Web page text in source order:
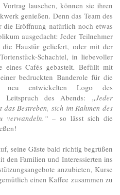
lauschen, können sie ihren
genießen. Denn das Team des
die Eröffnung natürlich noch etwas
ausgedacht: Jeder Teilnehmer
Haustür geliefert, oder mit der
Schachtel, in liebevoller
eines Cafés gebastelt. Befüllt mit
bedruckten Banderole für die
entwickelten Logo des
Leitspruch des Abends: „Jeder
Bestreben, sich im Rahmen des
verwandeln.“– so lässt sich die
seine Gäste bald richtig begrüßen
den Familien und Interessierten ins
anzubieten, Kurse
einen Kaffee zusammen zu